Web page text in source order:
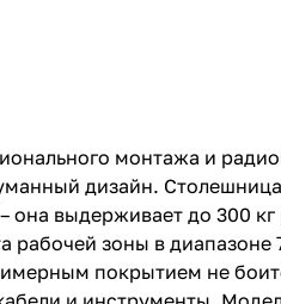
монтажа и
дизайн.
она выдерживает до 300
рабочей зоны в
покрытием не